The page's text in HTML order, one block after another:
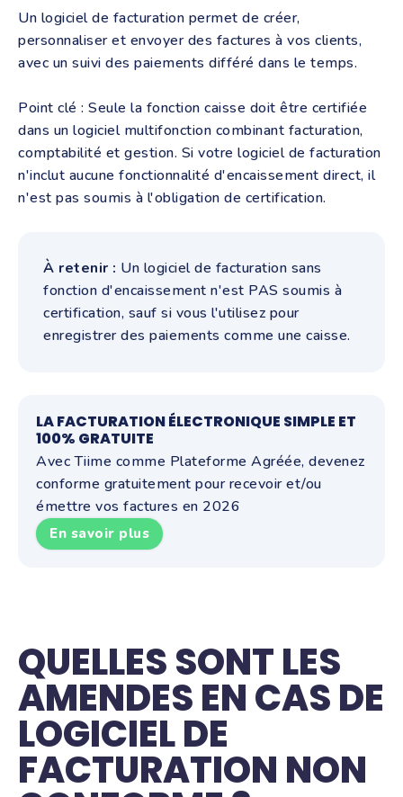
Un logiciel de facturation permet de créer,
personnaliser et envoyer des factures à vos clients,
avec un suivi des paiements différé dans le temps.
Point clé : Seule la fonction caisse doit être certifiée
dans un logiciel multifonction combinant facturation,
comptabilité et gestion. Si votre logiciel de facturation
n'inclut aucune fonctionnalité d'encaissement direct, il
n'est pas soumis à l'obligation de certification.
À retenir : Un logiciel de facturation sans
fonction d'encaissement n'est PAS soumis à
certification, sauf si vous l'utilisez pour
enregistrer des paiements comme une caisse.
LA FACTURATION ÉLECTRONIQUE SIMPLE ET
100% GRATUITE
Avec Tiime comme Plateforme Agréée, devenez
conforme gratuitement pour recevoir et/ou
émettre vos factures en 2026
En savoir plus
QUELLES SONT LES
AMENDES EN CAS DE
LOGICIEL DE
FACTURATION NON